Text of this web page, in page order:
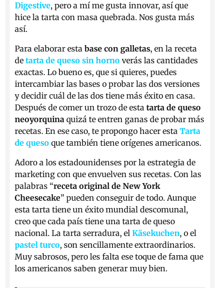
Digestive, pero a mí me gusta innovar, así que
hice la tarta con masa quebrada. Nos gusta más
así.
Para elaborar estabase con galletas, en la receta
detarta de queso sin horno verás las cantidades
exactas. Lo bueno es, que si quieres, puedes
intercambiar las bases o probar las dos versiones
y decidir cuál de las dos tiene más éxito en casa.
Después de comer un trozo de estatarta de queso
neoyorquina quizá te entren ganas de probar más
recetas. En ese caso, te propongo hacer estaTarta
de queso que también tiene orígenes americanos.
Adoro a los estadounidenses por la estrategia de
marketing con que envuelven sus recetas. Con las
palabras “receta original de New York
Cheesecake” pueden conseguir de todo. Aunque
esta tarta tiene un éxito mundial descomunal,
creo que cada país tiene una tarta de queso
nacional. La tarta serradura, elKäsekuchen, o el
pastel turco, son sencillamente extraordinarios.
Muy sabrosos, pero les falta ese toque de fama que
los americanos saben generar muy bien.